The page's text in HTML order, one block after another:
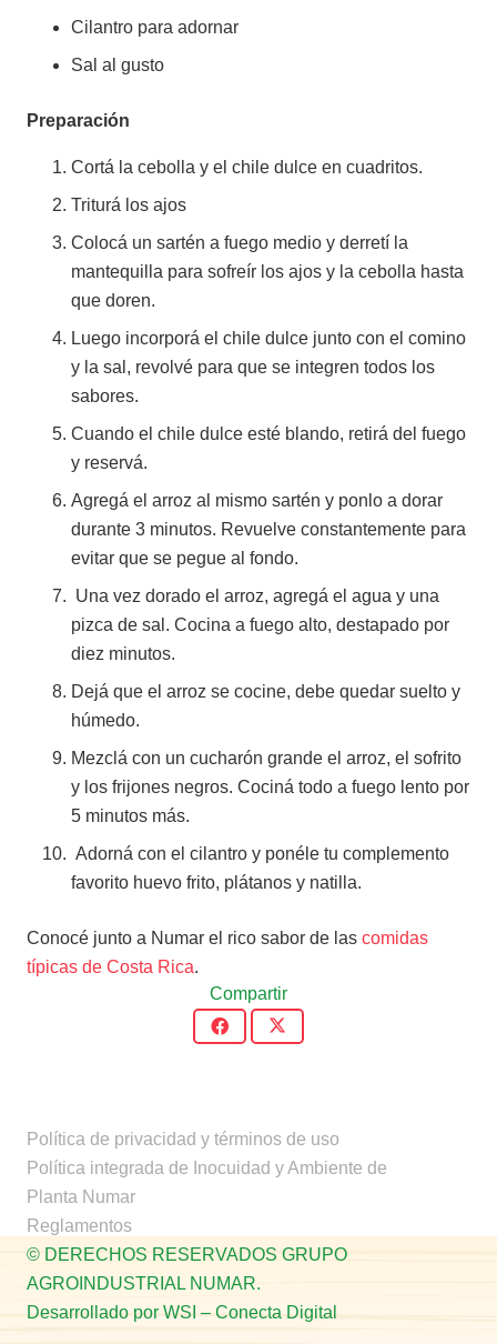
Cilantro para adornar
Sal al gusto
Preparación
Cortá la cebolla y el chile dulce en cuadritos.
Triturá los ajos
Colocá un sartén a fuego medio y derretí la
mantequilla para sofreír los ajos y la cebolla hasta
que doren.
Luego incorporá el chile dulce junto con el comino
y la sal, revolvé para que se integren todos los
sabores.
Cuando el chile dulce esté blando, retirá del fuego
y reservá.
Agregá el arroz al mismo sartén y ponlo a dorar
durante 3 minutos. Revuelve constantemente para
evitar que se pegue al fondo.
Una vez dorado el arroz, agregá el agua y una
pizca de sal. Cocina a fuego alto, destapado por
diez minutos.
Dejá que el arroz se cocine, debe quedar suelto y
húmedo.
Mezclá con un cucharón grande el arroz, el sofrito
y los frijones negros. Cociná todo a fuego lento por
5 minutos más.
Adorná con el cilantro y ponéle tu complemento
favorito huevo frito, plátanos y natilla.
Conocé junto a Numar el rico sabor de las comidas
típicas de Costa Rica.
Compartir
Política de privacidad y términos de uso
Política integrada de Inocuidad y Ambiente de
Planta Numar
Reglamentos
© DERECHOS RESERVADOS GRUPO
AGROINDUSTRIAL NUMAR.
Desarrollado por WSI – Conecta Digital